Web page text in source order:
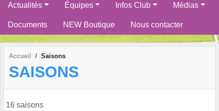
Actualités Équipes Infos Club Médias
Documents NEW Boutique Nous contacter
Accueil Saisons
SAISONS
16 saisons